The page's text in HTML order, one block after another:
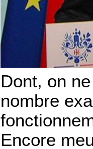
Dont, on
nombre
Encore